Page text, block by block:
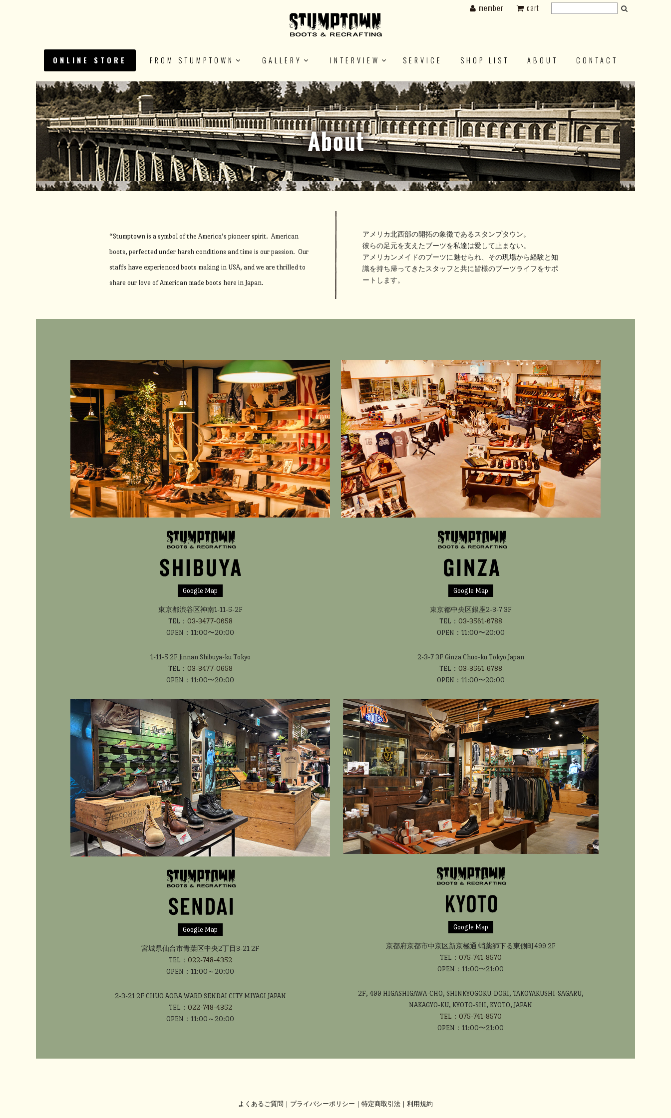
ONLINE STORE FROM STUMPTOWN GALLERY INTERVIEW SERVICE SHOP LIST ABOUT CONTACT
member cart
“Stumptown is a symbol of the America’s pioneer spirit. American
boots, perfected under harsh conditions and time is our passion. Our
staffs have experienced boots making in USA, and we are thrilled to
share our love of American made boots here in Japan.
アメリカ北西部の開拓の象徴であるスタンプタウン。
彼らの足元を支えたブーツを私達は愛して止まない。
アメリカンメイドのブーツに魅せられ、その現場から経験と知
識を持ち帰ってきたスタッフと共に皆様のブーツライフをサポ
ートします。
Google Map
東京都渋谷区神南1-11-5-2F
TEL： 03-3477-0658
OPEN：11:00〜20:00
1-11-5 2F Jinnan Shibuya-ku Tokyo
TEL： 03-3477-0658
OPEN：11:00〜20:00
Google Map
東京都中央区銀座2-3-7 3F
TEL： 03-3561-6788
OPEN：11:00〜20:00
2-3-7 3F Ginza Chuo-ku Tokyo Japan
TEL： 03-3561-6788
OPEN：11:00〜20:00
Google Map
宮城県仙台市青葉区中央2丁目3-21 2F
TEL： 022-748-4352
OPEN：11:00～20:00
2-3-21 2F CHUO AOBA WARD SENDAI CITY MIYAGI JAPAN
TEL： 022-748-4352
OPEN：11:00～20:00
Google Map
京都府京都市中京区新京極通 蛸薬師下る東側町499 2F
TEL： 075-741-8570
OPEN：11:00〜21:00
2F, 499 HIGASHIGAWA-CHO, SHINKYOGOKU-DORI, TAKOYAKUSHI-SAGARU,
NAKAGYO-KU, KYOTO-SHI, KYOTO, JAPAN
TEL： 075-741-8570
OPEN：11:00〜21:00
よくあるご質問 ｜ プライバシーポリシー ｜ 特定商取引法 ｜ 利用規約